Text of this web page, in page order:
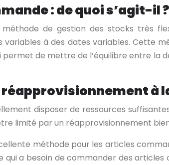
: de quoi s’agit-il ?
de gestion des stocks très
à des dates variables. Cette
permet de mettre de l’équilibre entre
à
disposer de ressources
limité par un réapprovisionnement
méthode pour les articles
a besoin de commander des